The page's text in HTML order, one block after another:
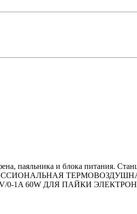
паяльника и блока питания.
ПРОФЕССИОНАЛЬНАЯ
0-1A 60W ДЛЯ ПАЙКИ